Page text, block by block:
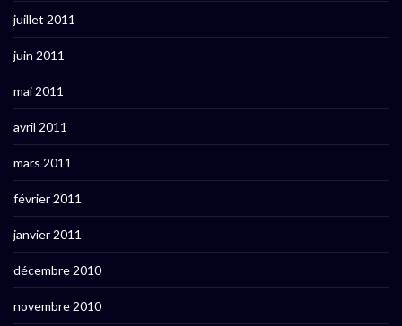
juillet 2011
juin 2011
mai 2011
avril 2011
mars 2011
février 2011
janvier 2011
décembre 2010
novembre 2010